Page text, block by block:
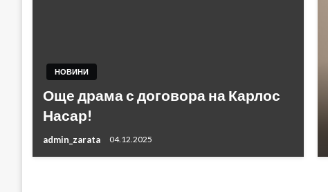
НОВИНИ
Още драма с договора на Карлос
Насар!
admin_zarata 04.12.2025